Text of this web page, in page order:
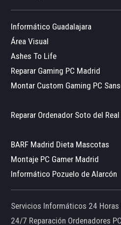
Informático Guadalajara
Área Visual
Ashes To Life
Reparar Gaming PC Madrid
Montar Custom Gaming PC
Reparar Ordenador Soto del Real
BARF Madrid Dieta Mascotas
Montaje PC Gamer Madrid
Informático Pozuelo de Alarcón
Servicios Informáticos 24
24/7 Reparación Ordenadores